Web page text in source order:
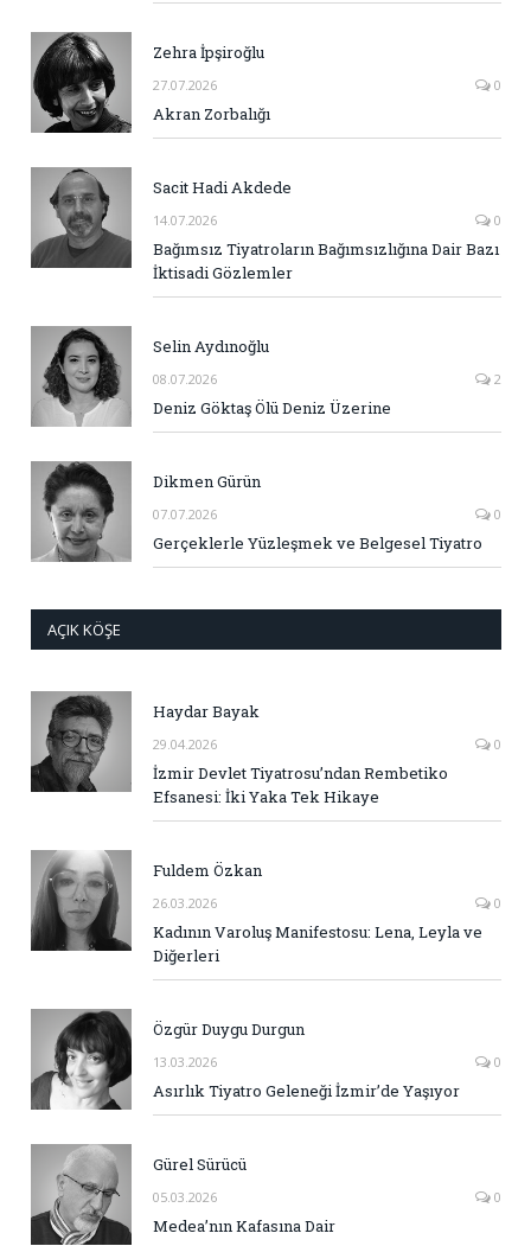
Zehra İpşiroğlu
27.07.2026 0
Akran Zorbalığı
Sacit Hadi Akdede
14.07.2026 0
Bağımsız Tiyatroların Bağımsızlığına Dair Bazı
İktisadi Gözlemler
Selin Aydınoğlu
08.07.2026 2
Deniz Göktaş Ölü Deniz Üzerine
Dikmen Gürün
07.07.2026 0
Gerçeklerle Yüzleşmek ve Belgesel Tiyatro
AÇIK KÖŞE
Haydar Bayak
29.04.2026 0
İzmir Devlet Tiyatrosu’ndan Rembetiko
Efsanesi: İki Yaka Tek Hikaye
Fuldem Özkan
26.03.2026 0
Kadının Varoluş Manifestosu: Lena, Leyla ve
Diğerleri
Özgür Duygu Durgun
13.03.2026 0
Asırlık Tiyatro Geleneği İzmir’de Yaşıyor
Gürel Sürücü
05.03.2026 0
Medea’nın Kafasına Dair